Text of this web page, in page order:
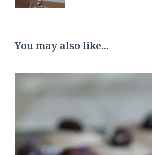
You may also like...